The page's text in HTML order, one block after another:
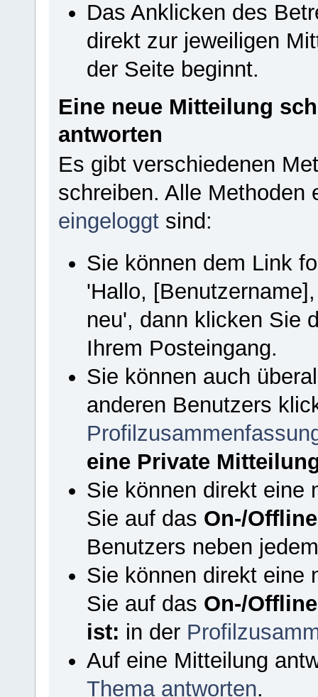
Das Anklicken des
direkt zur jeweiligen
der Seite beginnt.
Eine neue Mitteilung
antworten
Es gibt verschiedenen
schreiben. Alle Methoden
eingeloggtsind:
Sie können dem Link
'Hallo,
neu', dann klicken Sie
Ihrem Posteingang.
Sie können auch
anderen Benutzers
eine Private
Sie können direkt eine
Sie auf das On-/
Benutzers neben
Sie können direkt eine
Sie auf das On-/
ist: in der
Auf eine Mitteilung
Thema antworten.